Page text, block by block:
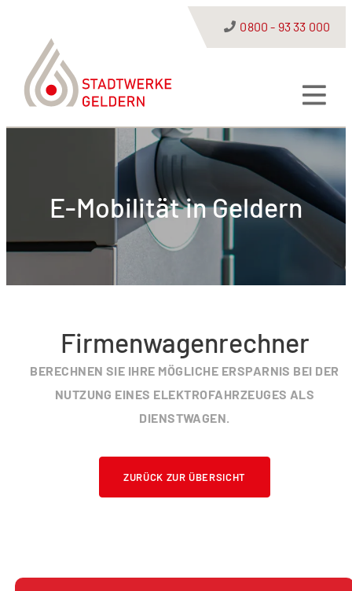
0800 - 93 33 000
E-Mobilität in Geldern
Firmenwagenrechner
BERECHNEN SIE IHRE MÖGLICHE ERSPARNIS BEI DER
NUTZUNG EINES ELEKTROFAHRZEUGES ALS
DIENSTWAGEN.
ZURÜCK ZUR ÜBERSICHT